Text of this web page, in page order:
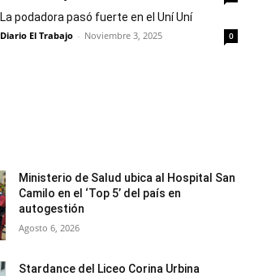
La podadora pasó fuerte en el Uní Uní
Diario El Trabajo - Noviembre 3, 2025 0
Ministerio de Salud ubica al Hospital San
Camilo en el ‘Top 5’ del país en
autogestión
Agosto 6, 2026
Stardance del Liceo Corina Urbina